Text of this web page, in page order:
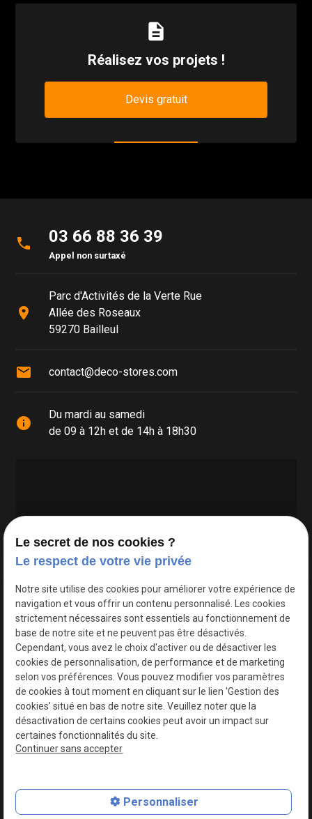
description
Réalisez vos projets !
Devis gratuit
phone 03 66 88 36 39
Appel non surtaxé
place
Parc d'Activités de la Verte Rue
Allée des Roseaux
59270 Bailleul
mail contact@deco-stores.com
info
Du mardi au samedi
de 09 à 12h et de 14h à 18h30
Google Maps Search API est désactivé.
Plan du site
Le secret de nos cookies ?
Le respect de votre vie privée
Notre site utilise des cookies pour améliorer votre expérience de
navigation et vous offrir un contenu personnalisé. Les cookies
strictement nécessaires sont essentiels au fonctionnement de
base de notre site et ne peuvent pas être désactivés.
Cependant, vous avez le choix d'activer ou de désactiver les
cookies de personnalisation, de performance et de marketing
selon vos préférences. Vous pouvez modifier vos paramètres
de cookies à tout moment en cliquant sur le lien 'Gestion des
cookies' situé en bas de notre site. Veuillez noter que la
désactivation de certains cookies peut avoir un impact sur
certaines fonctionnalités du site.
Continuer sans accepter
Personnaliser